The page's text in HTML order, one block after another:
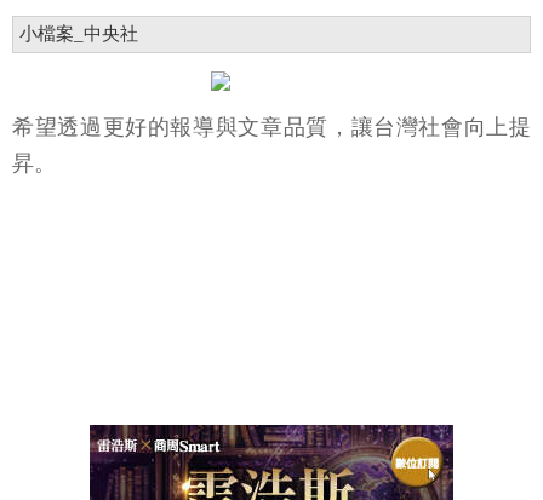
小檔案_中央社
希望透過更好的報導與文章品質，讓台灣社會向上提
昇。